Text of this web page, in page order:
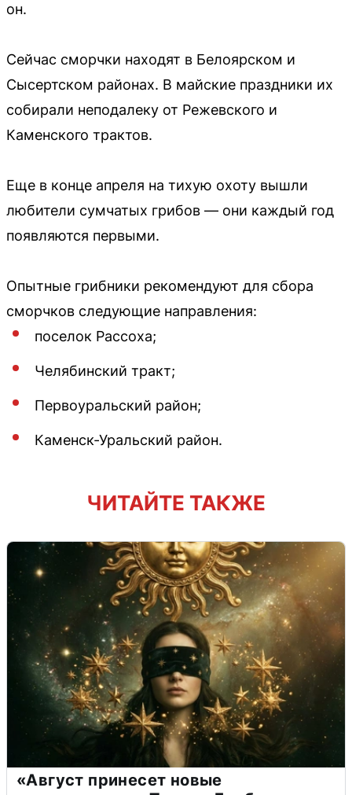
он.
Сейчас сморчки находят в Белоярском и
Сысертском районах. В майские праздники их
собирали неподалеку от Режевского и
Каменского трактов.
Еще в конце апреля на тихую охоту вышли
любители сумчатых грибов — они каждый год
появляются первыми.
Опытные грибники рекомендуют для сбора
сморчков следующие направления:
поселок Рассоха;
Челябинский тракт;
Первоуральский район;
Каменск-Уральский район.
ЧИТАЙТЕ ТАКЖЕ
«Август принесет новые